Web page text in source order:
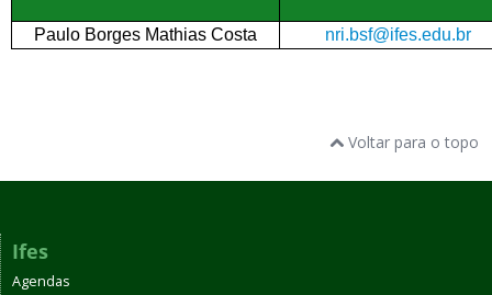
Paulo Borges Mathias Costa nri.bsf@ifes.edu.br
Voltar para o topo
Ifes
Agendas